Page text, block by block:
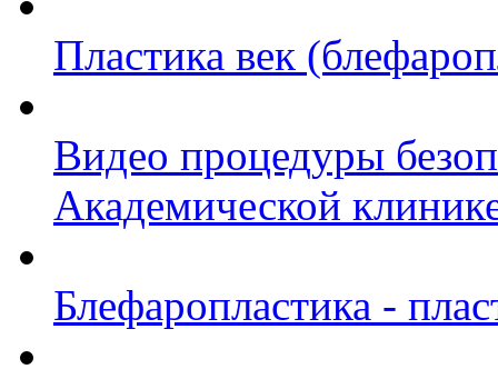
Пластика век
Видео процедуры
Академической
Блефаропластика -